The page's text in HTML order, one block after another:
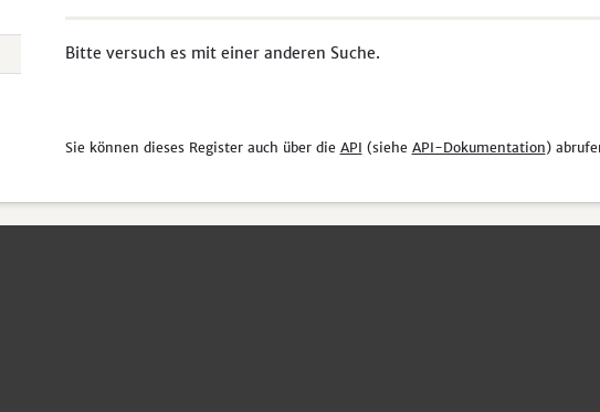
Bitte versuch es mit einer anderen Suche.
Sie können dieses Register auch über die API (siehe API-Dokumentation)